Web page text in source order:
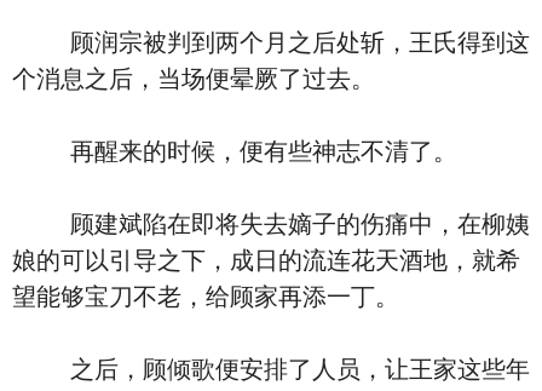
顾润宗被判到两个月之后处斩，王氏得到这
个消息之后，当场便晕厥了过去。
再醒来的时候，便有些神志不清了。
顾建斌陷在即将失去嫡子的伤痛中，在柳姨
娘的可以引导之下，成日的流连花天酒地，就希
望能够宝刀不老，给顾家再添一丁。
之后，顾倾歌便安排了人员，让王家这些年